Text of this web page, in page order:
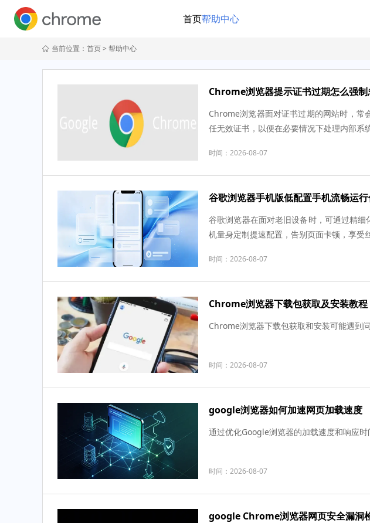
首页帮助中心
当前位置： 首页> 帮助中心
Chrome浏览器提示证书过期怎么强
Chrome浏览器面对证书过期的网站时，常
任无效证书，以便在必要情况下处理内部系
时间：2026-08-07
谷歌浏览器手机版低配置手机流畅运
谷歌浏览器在面对老旧设备时，可通过精
机量身定制提速配置，告别页面卡顿，享受
时间：2026-08-07
Chrome浏览器下载包获取及安装教程
Chrome浏览器下载包获取和安装可能遇到
时间：2026-08-07
google浏览器如何加速网页加载速度
通过优化Google浏览器的加载速度和响应
时间：2026-08-07
google Chrome浏览器网页安全漏洞